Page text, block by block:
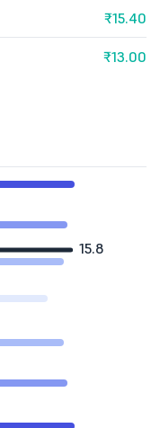
₹15.40
₹13.00
15.8